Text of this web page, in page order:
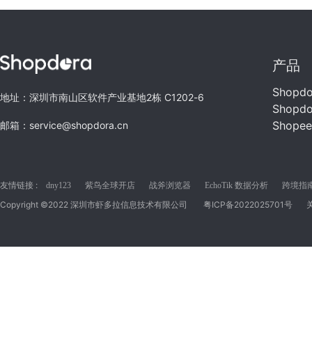
地址：深圳市南山区软件产业基地2栋 C1202-6
邮箱：service@shopdora.cn
产品
友情链接 : dny123 紫鸟全球开店 战斧浏览器 EchoTik 数据分析 跨境指
Copyright ©2022 深圳市虾多拉信息技术有限公司 粤ICP备2022025701号